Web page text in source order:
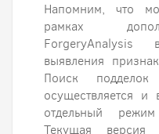
Напомним, что
рамках
ForgeryAnalysis
выявления
Поиск
осуществляется
отдельный
Текущая версия